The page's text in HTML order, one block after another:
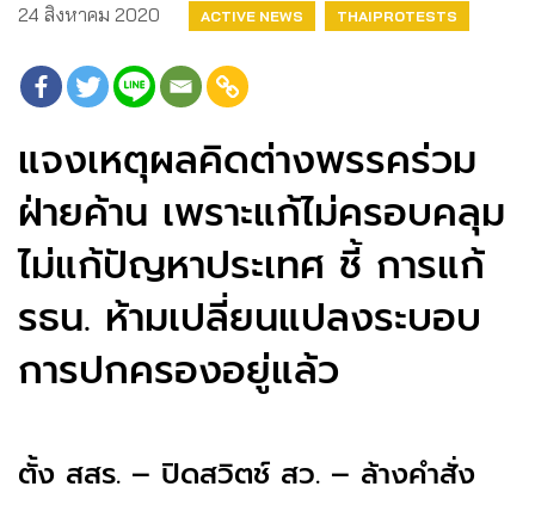
24 สิงหาคม 2020 ACTIVE NEWS THAIPROTESTS
แจงเหตุผลคิดต่างพรรคร่วม
ฝ่ายค้าน เพราะแก้ไม่ครอบคลุม
ไม่แก้ปัญหาประเทศ ชี้ การแก้
รธน. ห้ามเปลี่ยนแปลงระบอบ
การปกครองอยู่แล้ว
ตั้ง สสร. – ปิดสวิตช์ สว. – ล้างคำสั่ง